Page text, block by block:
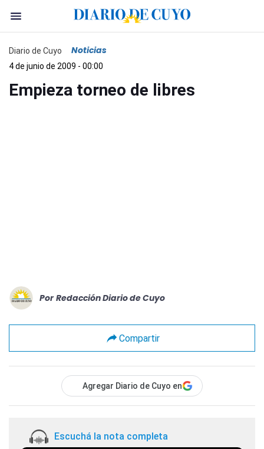
Diario de Cuyo Noticias
4 de junio de 2009 - 00:00
Empieza torneo de libres
Por Redacción Diario de Cuyo
Compartir
Agregar Diario de Cuyo en
Escuchá la nota completa